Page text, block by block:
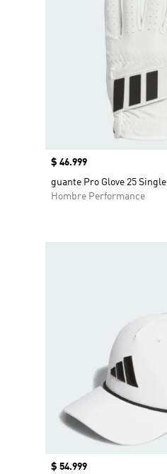
Precio
$ 46.999
guante Pro Glove 25 Single
Hombre Performance
Precio
$ 54.999